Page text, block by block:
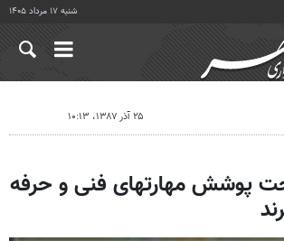
شنبه ۱۷ مرداد ۱۴۰۵
۲۵ آذر ۱۳۸۷، ۱۰:۱۳
پوشش مهارتهای فنی و حرفه